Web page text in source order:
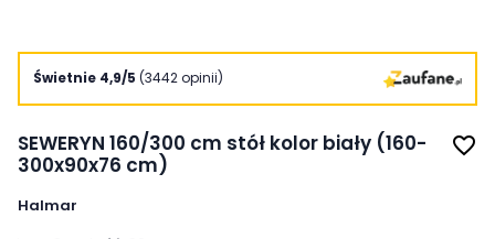
Świetnie 4,9/5 (3442 opinii)
SEWERYN 160/300 cm stół kolor biały (160-
300x90x76 cm)
favorite_border
Halmar